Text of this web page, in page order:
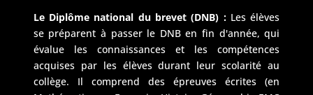
Le Diplôme national du brevet (DNB) :Les élèves
se préparent à passer le DNB en fin d'année, qui
évalue les connaissances et les compétences
acquises par les élèves durant leur scolarité au
collège. Il comprend des épreuves écrites (en